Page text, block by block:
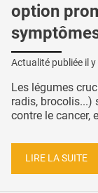
option
Actualité publiée il y
Les légumes
radis, brocolis...)
contre le cancer,
LIRE LA SUITE